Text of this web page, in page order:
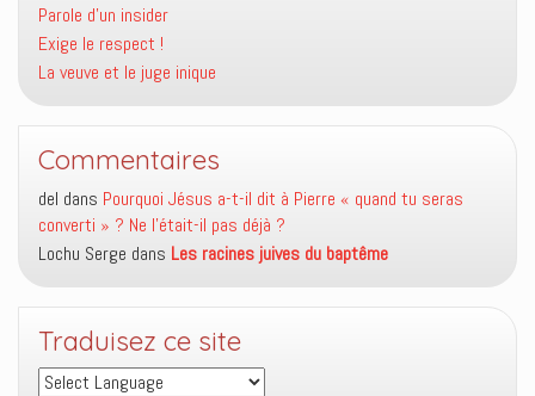
Parole d’un insider
Exige le respect !
La veuve et le juge inique
Commentaires
del dans Pourquoi Jésus a-t-il dit à Pierre « quand tu seras
converti » ? Ne l’était-il pas déjà ?
Lochu Serge dans Les racines juives du baptême
Traduisez ce site